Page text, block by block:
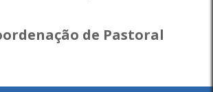
de Pastoral